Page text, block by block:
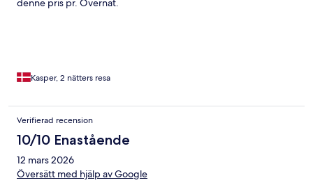
denne pris pr. Overnat.
Kasper, 2 nätters resa
Verifierad recension
10/10 Enastående
12 mars 2026
Översätt med hjälp av Google